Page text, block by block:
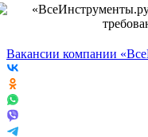
Вакансии компании